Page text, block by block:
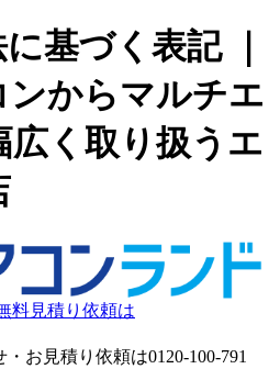
基づく表記 ｜
からマルチエ
広く取り扱うエ
料見積り依頼は